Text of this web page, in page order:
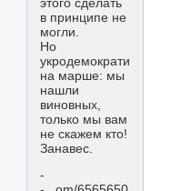
этого сделать
в принципе не
могли.
Но
укродемократия
на марше: мы
нашли
виновных,
только мы вам
не скажем кто!
Занавес.
-